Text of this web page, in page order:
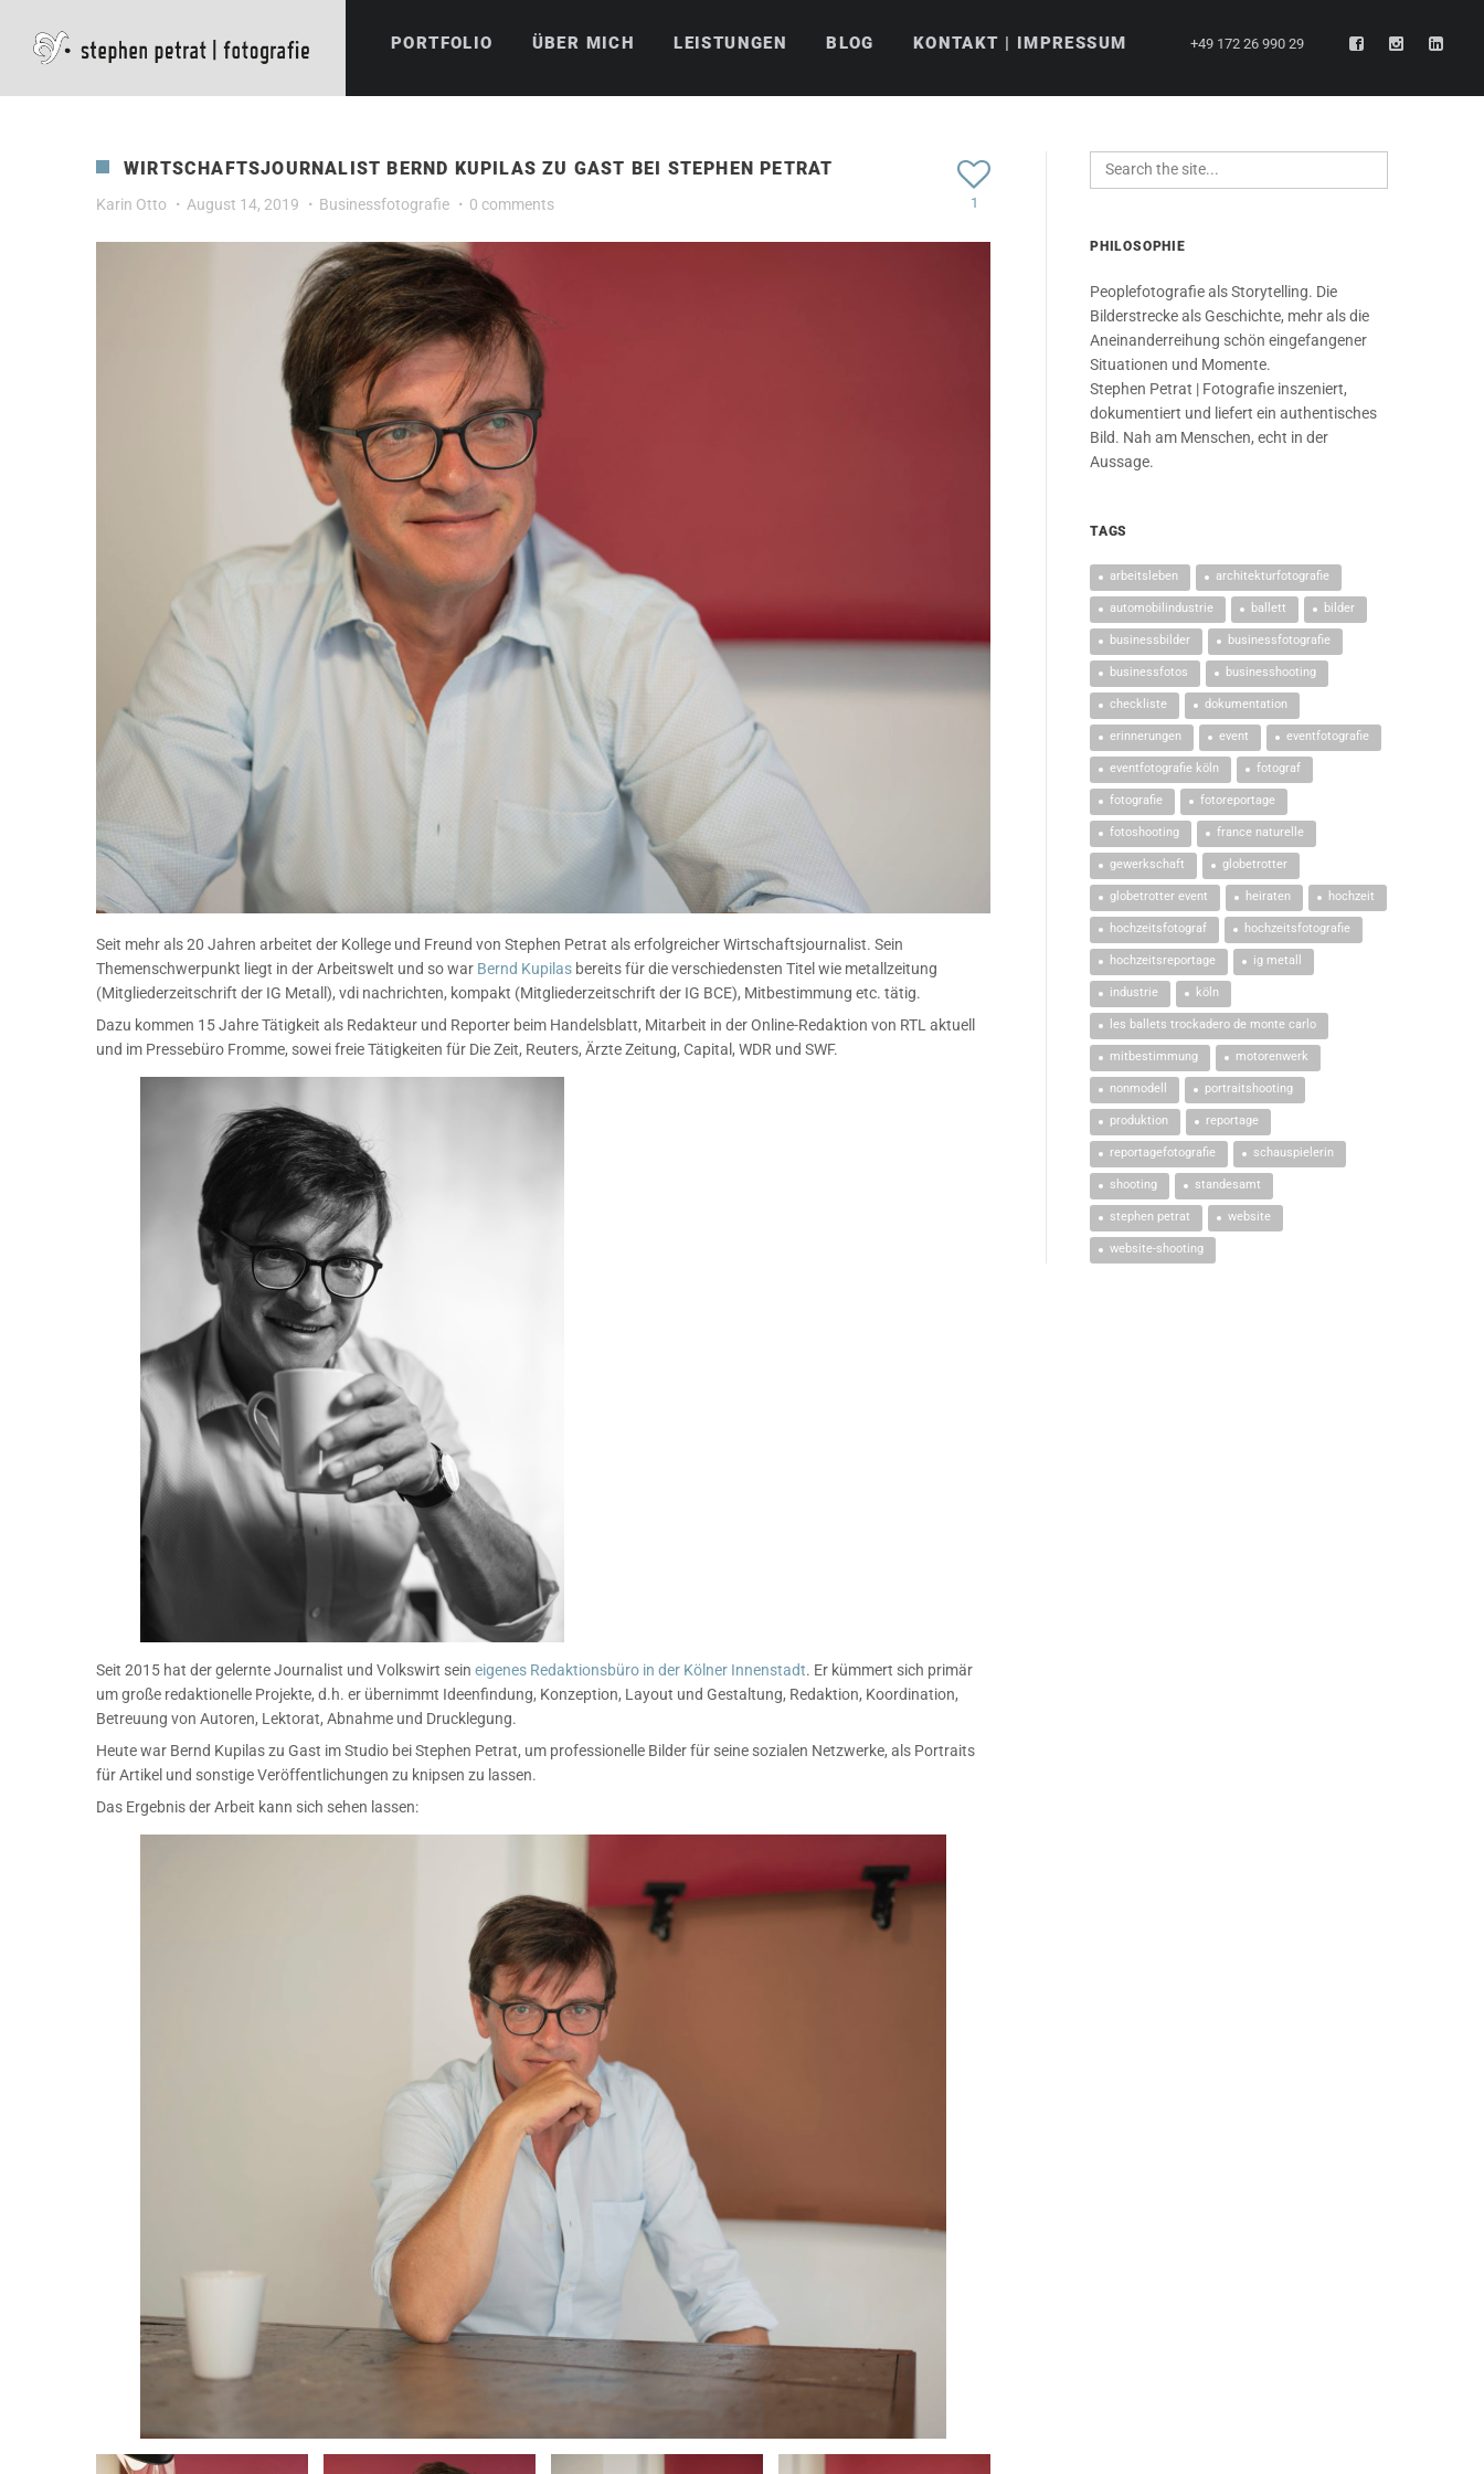
PORTFOLIO ÜBER MICH LEISTUNGEN BLOG KONTAKT | IMPRESSUM +49 172 26 990 29
WIRTSCHAFTSJOURNALIST BERND KUPILAS ZU GAST BEI STEPHEN PETRAT
Karin Otto August 14, 2019 Businessfotografie 0 comments 1
Seit mehr als 20 Jahren arbeitet der Kollege und Freund von Stephen Petrat als erfolgreicher Wirtschaftsjournalist. Sein
Themenschwerpunkt liegt in der Arbeitswelt und so war Bernd Kupilas bereits für die verschiedensten Titel wie metallzeitung
(Mitgliederzeitschrift der IG Metall), vdi nachrichten, kompakt (Mitgliederzeitschrift der IG BCE), Mitbestimmung etc. tätig.
Dazu kommen 15 Jahre Tätigkeit als Redakteur und Reporter beim Handelsblatt, Mitarbeit in der Online-Redaktion von RTL aktuell
und im Pressebüro Fromme, sowei freie Tätigkeiten für Die Zeit, Reuters, Ärzte Zeitung, Capital, WDR und SWF.
Seit 2015 hat der gelernte Journalist und Volkswirt sein eigenes Redaktionsbüro in der Kölner Innenstadt. Er kümmert sich primär
um große redaktionelle Projekte, d.h. er übernimmt Ideenfindung, Konzeption, Layout und Gestaltung, Redaktion, Koordination,
Betreuung von Autoren, Lektorat, Abnahme und Drucklegung.
Heute war Bernd Kupilas zu Gast im Studio bei Stephen Petrat, um professionelle Bilder für seine sozialen Netzwerke, als Portraits
für Artikel und sonstige Veröffentlichungen zu knipsen zu lassen.
Das Ergebnis der Arbeit kann sich sehen lassen:
PHILOSOPHIE
Peoplefotografie als Storytelling. Die
Bilderstrecke als Geschichte, mehr als die
Aneinanderreihung schön eingefangener
Situationen und Momente.
Stephen Petrat | Fotografie inszeniert,
dokumentiert und liefert ein authentisches
Bild. Nah am Menschen, echt in der
Aussage.
TAGS
arbeitsleben architekturfotografie
automobilindustrie ballett bilder
businessbilder businessfotografie
businessfotos businesshooting
checkliste dokumentation
erinnerungen event eventfotografie
eventfotografie köln fotograf
fotografie fotoreportage
fotoshooting france naturelle
gewerkschaft globetrotter
globetrotter event heiraten hochzeit
hochzeitsfotograf hochzeitsfotografie
hochzeitsreportage ig metall
industrie köln
les ballets trockadero de monte carlo
mitbestimmung motorenwerk
nonmodell portraitshooting
produktion reportage
reportagefotografie schauspielerin
shooting standesamt
stephen petrat website
website-shooting